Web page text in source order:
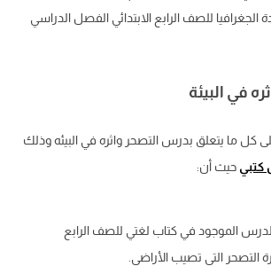
للصف الرابع الابتدائي الفصل الدراسي
في البيئة
كل ما يتعلق بدرس التصحر واثره في البيئه وذلك
كتبي حيث أن:
الموجود في كتاب لغتي للصف الرابع
التصحر التي تصيب الأراضي.